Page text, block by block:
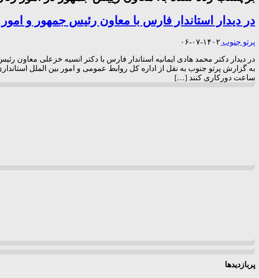
در دیدار استاندار فارس با معاون رئیس جمهور و
پرتو جنوب ۱۴۰۲-۰۷-۰۶
در دیدار دکتر محمد هادی ایمانیه استاندار فارس با دکتر انسیه خزعلی معاون
به گزارش پرتو جنوب به نقل از اداره کل روابط عمومی و امور بین الملل
ساعت دورکاری کنند […]
پربازدیدها